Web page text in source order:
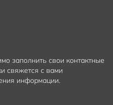
заполнить свои контактные
свяжется с вами
информации.